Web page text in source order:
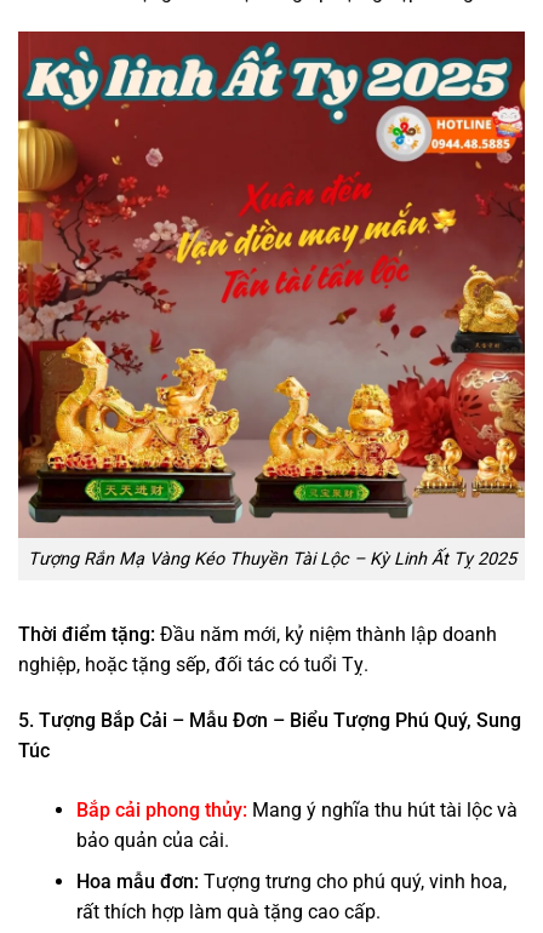
Tượng Rắn Mạ Vàng Kéo Thuyền Tài Lộc – Kỳ Linh Ất Tỵ 2025
Thời điểm tặng: Đầu năm mới, kỷ niệm thành lập doanh
nghiệp, hoặc tặng sếp, đối tác có tuổi Tỵ.
5. Tượng Bắp Cải – Mẫu Đơn – Biểu Tượng Phú Quý, Sung
Túc
Bắp cải phong thủy: Mang ý nghĩa thu hút tài lộc và
bảo quản của cải.
Hoa mẫu đơn: Tượng trưng cho phú quý, vinh hoa,
rất thích hợp làm quà tặng cao cấp.